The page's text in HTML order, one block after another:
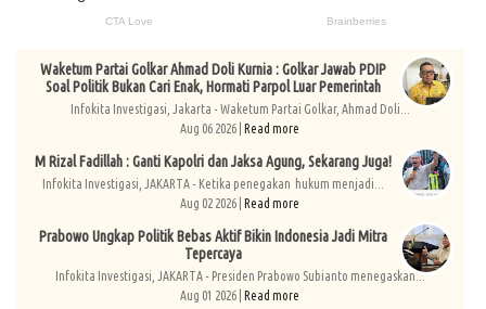
Waketum Partai Golkar Ahmad Doli Kurnia : Golkar Jawab PDIP
Soal Politik Bukan Cari Enak, Hormati Parpol Luar Pemerintah
Infokita Investigasi, Jakarta - Waketum Partai Golkar, Ahmad Doli...
Aug 06 2026 | Read more
M Rizal Fadillah : Ganti Kapolri dan Jaksa Agung, Sekarang Juga!
Infokita Investigasi, JAKARTA - Ketika penegakan hukum menjadi...
Aug 02 2026 | Read more
Prabowo Ungkap Politik Bebas Aktif Bikin Indonesia Jadi Mitra
Tepercaya
Infokita Investigasi, JAKARTA - Presiden Prabowo Subianto menegaskan...
Aug 01 2026 | Read more